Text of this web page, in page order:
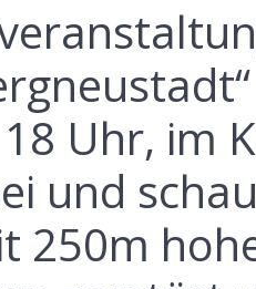
Uhr, im
und
250m